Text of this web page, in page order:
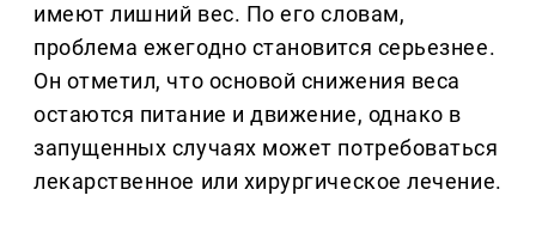
имеют лишний вес. По его словам,
проблема ежегодно становится серьезнее.
Он отметил, что основой снижения веса
остаются питание и движение, однако в
запущенных случаях может потребоваться
лекарственное или хирургическое лечение.